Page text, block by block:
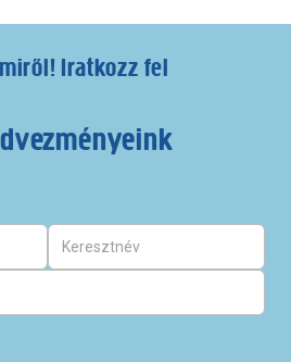
Iratkozz fel